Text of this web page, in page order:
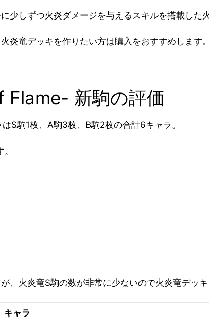
しずつ火炎ダメージを与えるスキルを搭載した
炎竜デッキを作りたい方は購入をおすすめします。
新駒の評価
S駒1枚、A駒3枚、B駒2枚の合計6キャラ。
、火炎竜S駒の数が非常に少ないので火炎竜デッ
キャラ